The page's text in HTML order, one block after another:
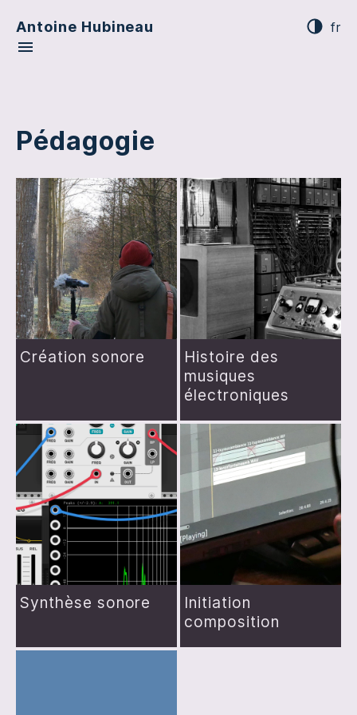
Antoine Hubineau fr
Pédagogie
Création sonore
Histoire des
musiques
électroniques
Synthèse sonore
Initiation
composition